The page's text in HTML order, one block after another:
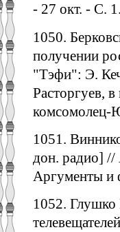
- 27 окт. - С.
1050.
получении
"Тэфи": Э.
Расторгуев,
комсомолец-
1051.
дон. радио]
Аргументы и
1052.